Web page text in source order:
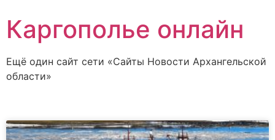
Каргополье онлайн
Ещё один сайт сети «Сайты Новости Архангельской
области»